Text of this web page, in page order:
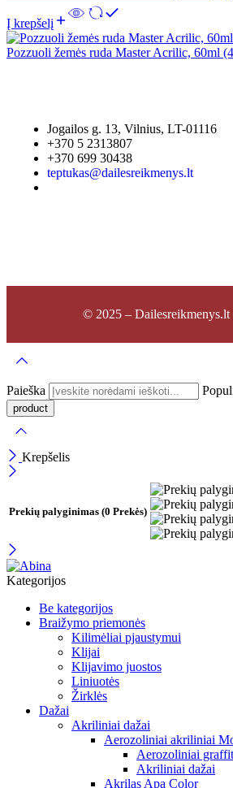
Į krepšelį
Pozzuoli žemės ruda Master Acrilic, 60ml
Jogailos g. 13, Vilnius, LT-01116
+370 5 2313807
+370 699 30438
teptukas@dailesreikmenys.lt
© 2025 – Dailesreikmenys.lt
Paieška
Krepšelis
Prekių palyginimas (0 Prekės)
Kategorijos
Be kategorijos
Braižymo priemonės
Kilimėliai pjaustymui
Klijai
Klijavimo juostos
Liniuotės
Žirklės
Dažai
Akriliniai dažai
Aerozoliniai akriliniai
Aerozoliniai
Akriliniai dažai
Akrilas Apa Color